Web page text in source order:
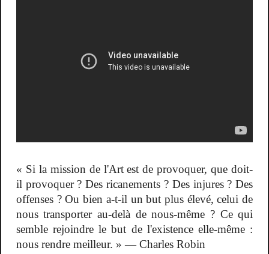
« Si la mission de l'Art est de provoquer, que doit-
il provoquer ? Des ricanements ? Des injures ? Des
offenses ? Ou bien a-t-il un but plus élevé, celui de
nous transporter au-delà de nous-même ? Ce qui
semble rejoindre le but de l'existence elle-même :
nous rendre meilleur. »— Charles Robin